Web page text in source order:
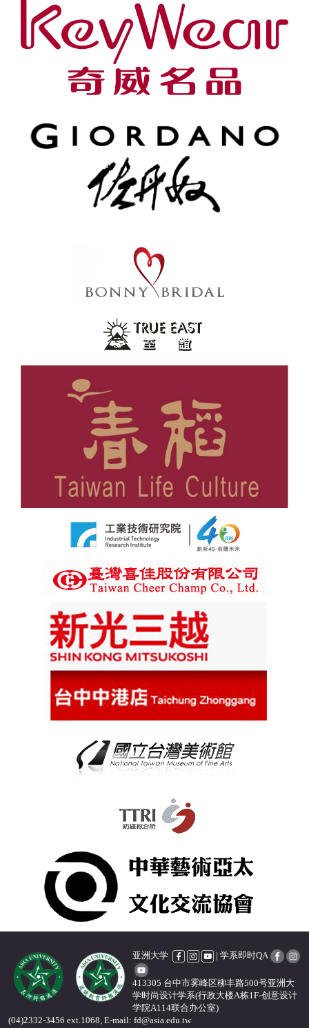
亚洲大学 | 学系即时QA
413305 台中市雾峰区柳丰路500号亚洲大
学时尚设计学系(行政大楼A栋1F-创意设计
学院A114联合办公室)
(04)2332-3456 ext.1068, E-mail: fd@asia.edu.tw